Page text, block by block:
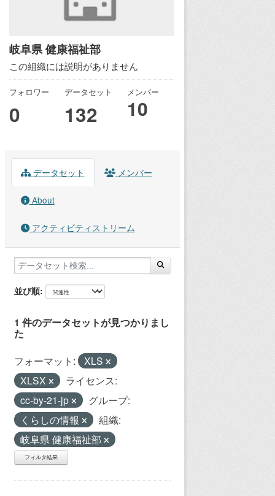
岐阜県 健康福祉部
この組織には説明がありません
フォロワー
0
データセット
132
メンバー
10
データセット メンバー
About
アクティビティストリーム
並び順
1 件のデータセットが見つかりまし
た
フォーマット:
XLS
XLSX
ライセンス:
cc-by-21-jp
グループ:
くらしの情報
組織:
岐阜県 健康福祉部
フィルタ結果